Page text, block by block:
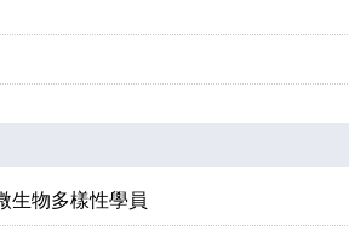
生物多樣性學員